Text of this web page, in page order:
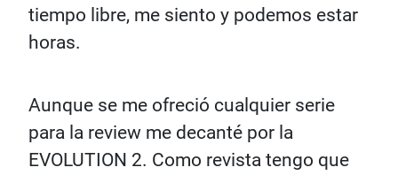
tiempo libre, me siento y podemos estar
horas.
Aunque se me ofreció cualquier serie
para la review me decanté por la
EVOLUTION 2. Como revista tengo que